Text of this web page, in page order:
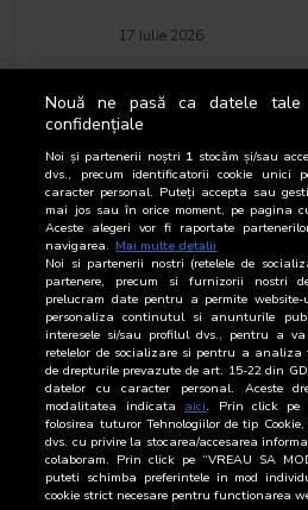
17 Iulie 2026
15 Iulie 2026
14 Iulie 2026
13 Iulie 2026
12 Iulie 2026
11 Iulie 2026
10 Iulie 2026
9 Iulie 2026
8 Iulie 2026
7 Iulie 2026
Nouă ne pasă ca datele tale
confidențiale
Noi și partenerii noștri 1 stocăm și/sau
dvs., precum identificatorii cookie unici
caracter personal. Puteți accepta sau
mai jos sau în orice moment, pe pagina
Aceste alegeri vor fi raportate
navigarea. Mai multe detalii
Noi si partenerii nostri (retelele de
partenere, precum si furnizorii nostri
prelucram date pentru a permite
personaliza continutul si anunturile
interesele si/sau profilul dvs., pentru a
retelelor de socializare si pentru a analiza
de drepturile prevazute de art. 15-22 din
datelor cu caracter personal. Aceste
modalitatea indicata aici. Prin click pe
folosirea tuturor Tehnologiilor de tip
dvs. cu privire la stocarea/accesarea
colaboram. Prin click pe “VREAU SA
puteti schimba preferintele in mod
cookie strict necesare pentru functionarea